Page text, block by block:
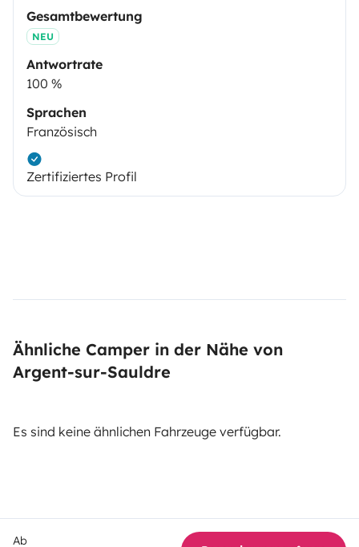
Gesamtbewertung
NEU
Antwortrate
100 %
Sprachen
Französisch
Zertifiziertes Profil
Ähnliche Camper in der Nähe von
Argent-sur-Sauldre
Es sind keine ähnlichen Fahrzeuge verfügbar.
Ab